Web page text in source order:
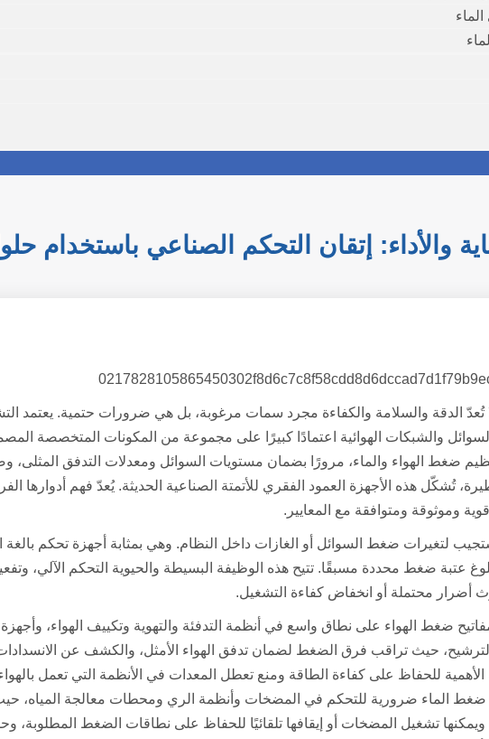
والأداء: إتقان التحكم الصناعي باستخدام
تُعدّ الدقة والسلامة والكفاءة مجرد سمات مرغوبة، بل هي ضرورات حتمية. يعتمد
والشبكات الهوائية اعتمادًا كبيرًا على مجموعة من المكونات المتخصصة
ضغط الهواء والماء، مرورًا بضمان مستويات السوائل ومعدلات التدفق المثلى،
تُشكّل هذه الأجهزة العمود الفقري للأتمتة الصناعية الحديثة. يُعدّ فهم أدوارها
وموثوقة ومتوافقة مع المعايير.
لتغيرات ضغط السوائل أو الغازات داخل النظام. وهي بمثابة أجهزة تحكم بالغة
عتبة ضغط محددة مسبقًا. تتيح هذه الوظيفة البسيطة والحيوية التحكم الآلي،
أضرار محتملة أو انخفاض كفاءة التشغيل.
ضغط الهواء على نطاق واسع في أنظمة التدفئة والتهوية وتكييف الهواء، وأجهزة
حيث تراقب فرق الضغط لضمان تدفق الهواء الأمثل، والكشف عن
الأهمية للحفاظ على كفاءة الطاقة ومنع تعطل المعدات في الأنظمة التي تعمل
ضغط الماء ضرورية للتحكم في المضخات وأنظمة الري ومحطات معالجة المياه،
تشغيل المضخات أو إيقافها تلقائيًا للحفاظ على نطاقات الضغط المطلوبة،